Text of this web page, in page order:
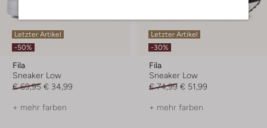
Letzter Artikel
-50%
Fila
Sneaker Low
€ 69,95 € 34,99
+ mehr farben
Letzter Artikel
-30%
Fila
Sneaker Low
€ 74,99 € 51,99
+ mehr farben